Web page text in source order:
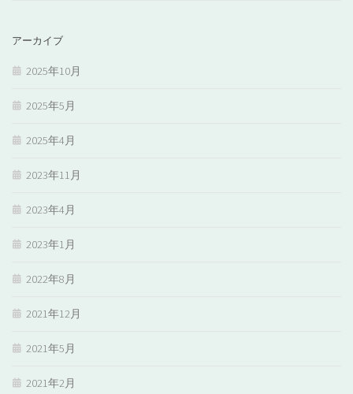
アーカイブ
2025年10月
2025年5月
2025年4月
2023年11月
2023年4月
2023年1月
2022年8月
2021年12月
2021年5月
2021年2月